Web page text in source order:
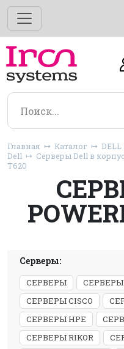
Главная Каталог DELL
Dell
Серверы Dell в
T620
Серверы:
СЕРВЕРЫ СЕРВЕРЫ
СЕРВЕРЫ CISCO
СЕРВЕРЫ HPE
СЕРВЕРЫ RIKOR